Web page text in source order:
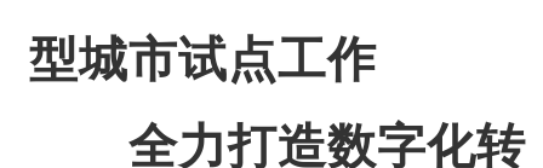
型城市试点工作
全力打造数字化转